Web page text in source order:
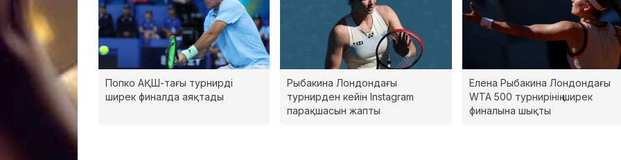
Попко АҚШ-тағы турнирді
ширек финалда аяқтады
Рыбакина Лондондағы
турнирден кейін Instagram
парақшасын жапты
Елена Рыбакина Лондондағы
WTA 500 турнирінің ширек
финалына шықты